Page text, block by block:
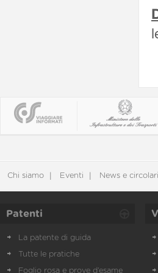
Chi siamo Eventi News e circolari
Patenti
La patente di guida
Tutte le pratiche
Foglio rosa e prove d’esame